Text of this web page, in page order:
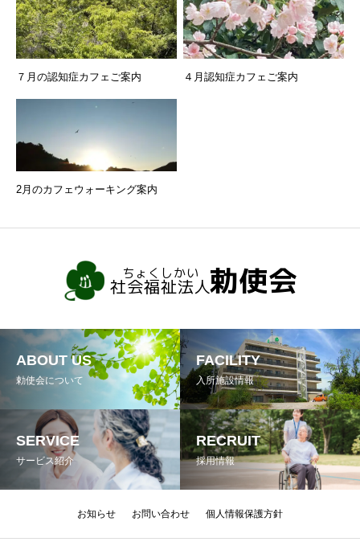
７月の認知症カフェご案内 ４月認知症カフェご案内
2月のカフェウォーキング案内
ABOUT US
勅使会について
FACILITY
入所施設情報
SERVICE
サービス紹介
RECRUIT
採用情報
お知らせ お問い合わせ 個人情報保護方針